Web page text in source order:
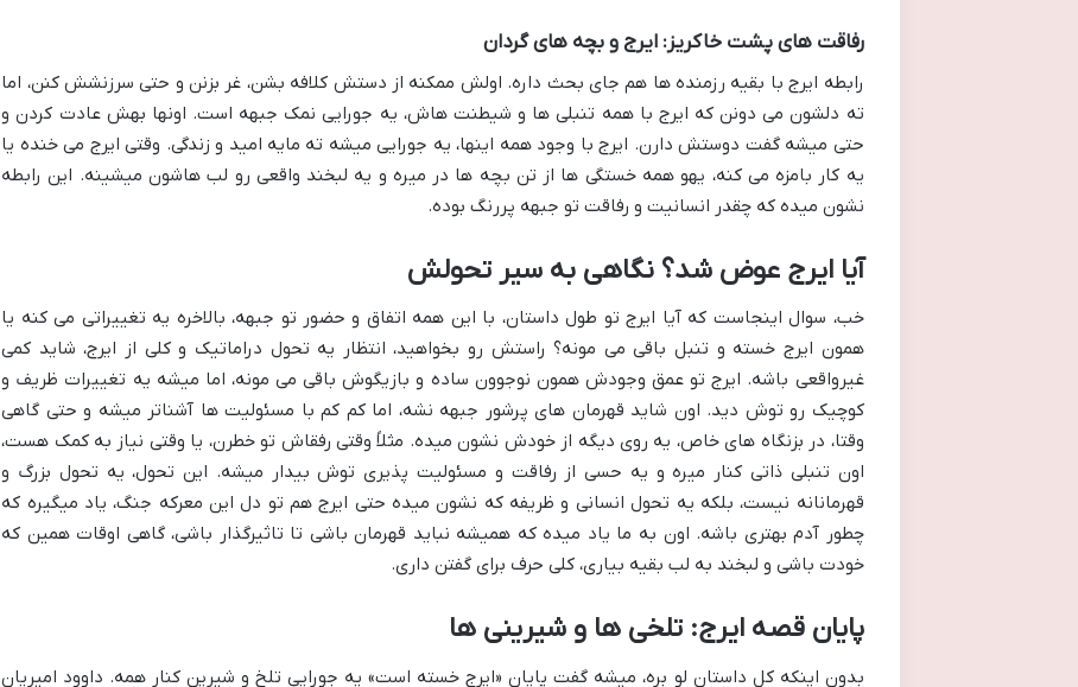
رفاقت های پشت خاکریز: ایرج و بچه های گردان
رابطه ایرج با بقیه رزمنده ها هم جای بحث داره. اولش ممکنه از دستش کلافه بشن، غر بزنن و حتی سرزنشش کنن، اما
ته دلشون می دونن که ایرج با همه تنبلی ها و شیطنت هاش، یه جورایی نمک جبهه است. اونها بهش عادت کردن و
حتی میشه گفت دوستش دارن. ایرج با وجود همه اینها، یه جورایی میشه ته مایه امید و زندگی. وقتی ایرج می خنده یا
یه کار بامزه می کنه، یهو همه خستگی ها از تن بچه ها در میره و یه لبخند واقعی رو لب هاشون میشینه. این رابطه
نشون میده که چقدر انسانیت و رفاقت تو جبهه پررنگ بوده.
آیا ایرج عوض شد؟ نگاهی به سیر تحولش
خب، سوال اینجاست که آیا ایرج تو طول داستان، با این همه اتفاق و حضور تو جبهه، بالاخره یه تغییراتی می کنه یا
همون ایرج خسته و تنبل باقی می مونه؟ راستش رو بخواهید، انتظار یه تحول دراماتیک و کلی از ایرج، شاید کمی
غیرواقعی باشه. ایرج تو عمق وجودش همون نوجوون ساده و بازیگوش باقی می مونه، اما میشه یه تغییرات ظریف و
کوچیک رو توش دید. اون شاید قهرمان های پرشور جبهه نشه، اما کم کم با مسئولیت ها آشناتر میشه و حتی گاهی
وقتا، در بزنگاه های خاص، یه روی دیگه از خودش نشون میده. مثلاً وقتی رفقاش تو خطرن، یا وقتی نیاز به کمک هست،
اون تنبلی ذاتی کنار میره و یه حسی از رفاقت و مسئولیت پذیری توش بیدار میشه. این تحول، یه تحول بزرگ و
قهرمانانه نیست، بلکه یه تحول انسانی و ظریفه که نشون میده حتی ایرج هم تو دل این معرکه جنگ، یاد میگیره که
چطور آدم بهتری باشه. اون به ما یاد میده که همیشه نباید قهرمان باشی تا تاثیرگذار باشی، گاهی اوقات همین که
خودت باشی و لبخند به لب بقیه بیاری، کلی حرف برای گفتن داری.
پایان قصه ایرج: تلخی ها و شیرینی ها
بدون اینکه کل داستان لو بره، میشه گفت پایان «ایرج خسته است» یه جورایی تلخ و شیرین کنار همه. داوود امیریان